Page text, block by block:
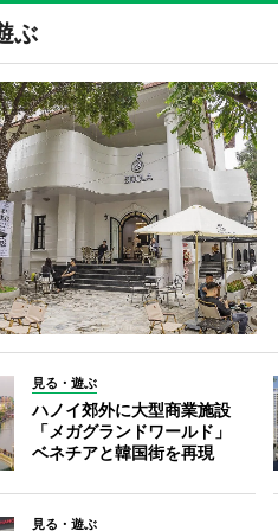
ぶ
見る・遊ぶ
ハノイ郊外に大型商業施設
「メガグランドワールド」
ベネチアと韓国街を再現
見る・遊ぶ